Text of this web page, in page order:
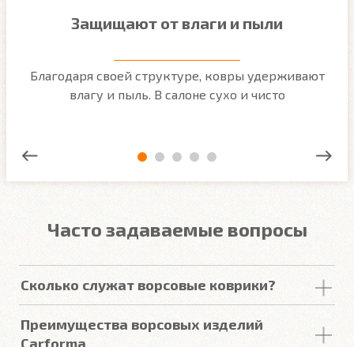
Защищают от влаги и пыли
Благодаря своей структуре, ковры удерживают
влагу и пыль. В салоне сухо и чисто
Часто задаваемые вопросы
Сколько служат ворсовые коврики?
составляет от 2 до 5лет. У некоторых наших
Преимущества ворсовых изделий
Carforma